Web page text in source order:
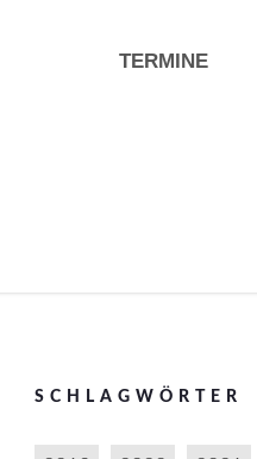
TERMINE
SCHLAGWÖRTER